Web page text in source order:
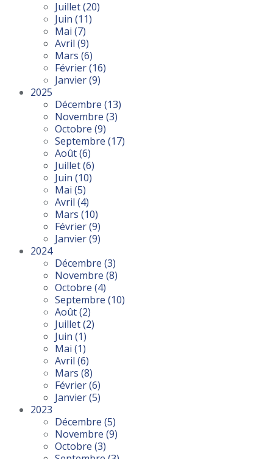
Juillet(20)
Juin (11)
Mai (7)
Avril (9)
Mars (6)
Février(16)
Janvier(9)
2025
Décembre (13)
Novembre (3)
Octobre (9)
Septembre (17)
Août(6)
Juillet(6)
Juin (10)
Mai (5)
Avril (4)
Mars (10)
Février(9)
Janvier(9)
2024
Décembre (3)
Novembre (8)
Octobre (4)
Septembre (10)
Août(2)
Juillet(2)
Juin (1)
Mai (1)
Avril (6)
Mars (8)
Février(6)
Janvier(5)
2023
Décembre (5)
Novembre (9)
Octobre (3)